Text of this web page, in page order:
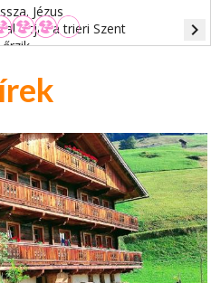
Jézus
a trieri Szent
navigate_next